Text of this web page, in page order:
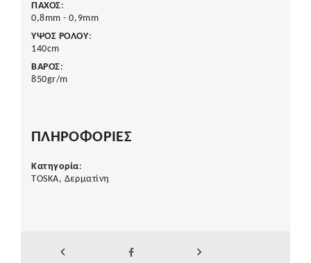
ΠΑΧΟΣ:
0,8mm - 0,9mm
ΥΨΟΣ ΡΟΛΟΥ:
140cm
ΒΑΡΟΣ:
850gr/m
ΠΛΗΡΟΦΟΡΙΕΣ
Κατηγορία:
TOSKA, Δερματίνη